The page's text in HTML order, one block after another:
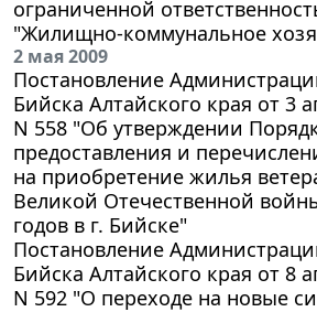
ограниченной
"Жилищно-коммунальное
2 мая 2009
Постановление
Бийска Алтайского края от 3
N 558 "Об утверждении
предоставления и
на приобретение жилья
Великой Отечественной
годов в г. Бийске"
Постановление
Бийска Алтайского края от 8
N 592 "О переходе на новые